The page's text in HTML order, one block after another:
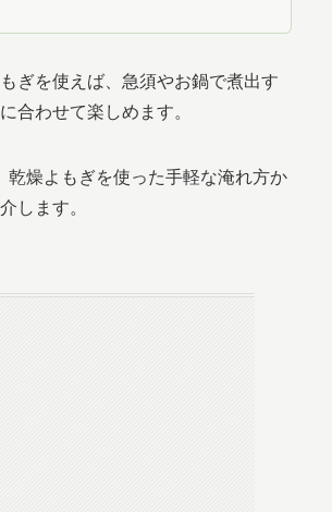
ぎを使えば、急須やお鍋で煮出す
合わせて楽しめます。
燥よもぎを使った手軽な淹れ方か
します。